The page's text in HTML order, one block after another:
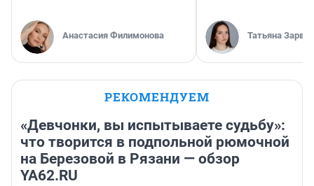
Анастасия Филимонова Татьяна Зарва
РЕКОМЕНДУЕМ
«Девчонки, вы испытываете судьбу»:
что творится в подпольной рюмочной
на Березовой в Рязани — обзор
YA62.RU